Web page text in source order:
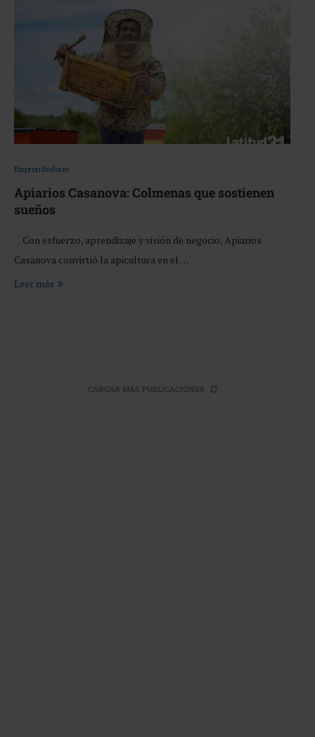
Emprendedores
Apiarios Casanova: Colmenas que sostienen
sueños
Con esfuerzo, aprendizaje y visión de negocio, Apiarios
Casanova convirtió la apicultura en el …
Leer más
CARGAR MÁS PUBLICACIONES